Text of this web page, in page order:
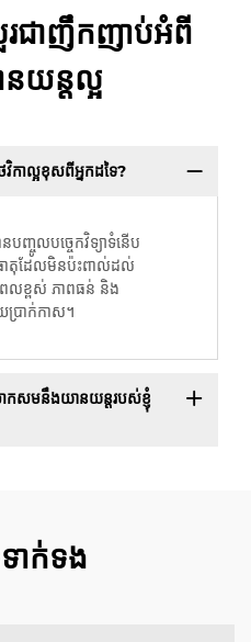
ជាញឹកញាប់អំពី
យន្តល្អ
វិកាល្អខុសពីអ្នកដទៃ?
ញ្ចូលបច្ចេកវិទ្យាទំនើប
ធាតុដែលមិនប៉ះពាល់ដល់
ពលខ្ពស់ ភាពធន់ និង
យប្រាក់កាស។
កសមនឹងយានយន្តរបស់ខ្ញុំ
ាក់ទង